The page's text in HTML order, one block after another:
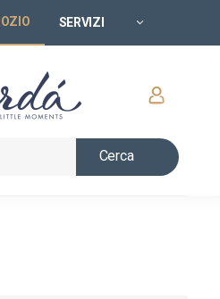
SERVIZI
Cerca